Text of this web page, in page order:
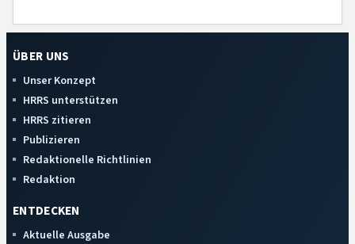
ÜBER UNS
Unser Konzept
HRRS unterstützen
HRRS zitieren
Publizieren
Redaktionelle Richtlinien
Redaktion
ENTDECKEN
Aktuelle Ausgabe